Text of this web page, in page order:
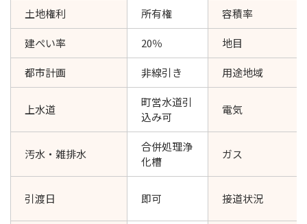
土地権利 所有権 容積率
建ぺい率 20％ 地目
都市計画 非線引き 用途地域
上水道
町営水道引
込み可
電気
汚水・雑排水
合併処理浄
化槽
ガス
引渡日 即可 接道状況